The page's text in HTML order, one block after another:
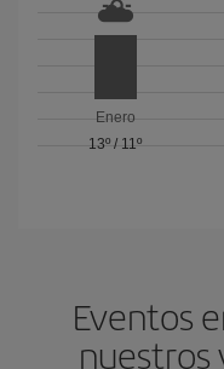
Enero
13º / 11º
Eventos
nuestros